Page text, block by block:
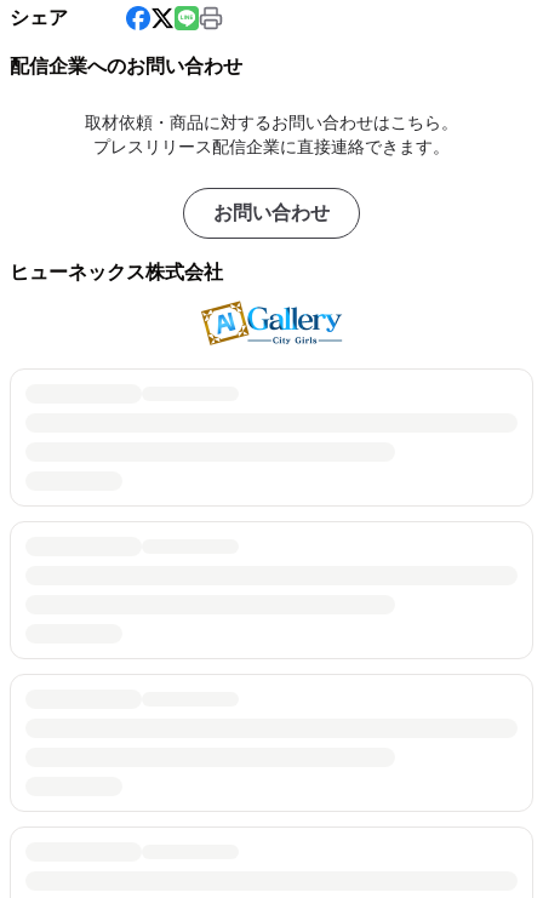
シェア
配信企業へのお問い合わせ
取材依頼・商品に対するお問い合わせはこちら。
プレスリリース配信企業に直接連絡できます。
お問い合わせ
ヒューネックス株式会社